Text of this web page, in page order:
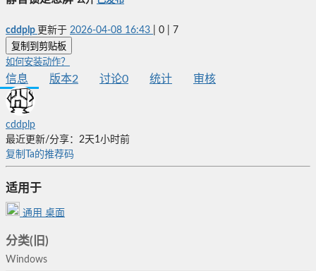
cddplp 更新于 2026-04-08 16:43 0 7
复制到剪贴板
如何安装动作？
信息 版本2 讨论0 统计 审核
cddplp
最近更新/分享：2天1小时前
复制Ta的推荐码
适用于
通用 桌面
分类(旧)
Windows